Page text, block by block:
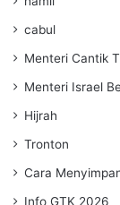
cabul
Menteri Cantik
Menteri Israel
Hijrah
Tronton
Cara
Info GTK 2026